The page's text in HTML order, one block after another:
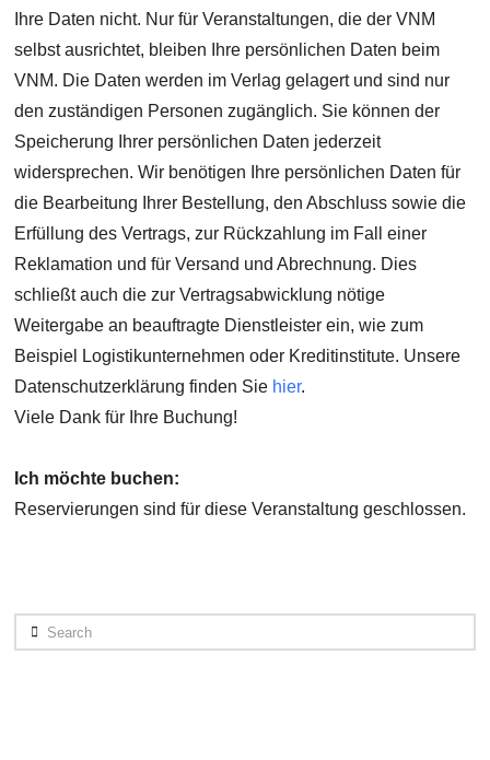
Ihre Daten nicht. Nur für Veranstaltungen, die der VNM
selbst ausrichtet, bleiben Ihre persönlichen Daten beim
VNM. Die Daten werden im Verlag gelagert und sind nur
den zuständigen Personen zugänglich. Sie können der
Speicherung Ihrer persönlichen Daten jederzeit
widersprechen. Wir benötigen Ihre persönlichen Daten für
die Bearbeitung Ihrer Bestellung, den Abschluss sowie die
Erfüllung des Vertrags, zur Rückzahlung im Fall einer
Reklamation und für Versand und Abrechnung. Dies
schließt auch die zur Vertragsabwicklung nötige
Weitergabe an beauftragte Dienstleister ein, wie zum
Beispiel Logistikunternehmen oder Kreditinstitute. Unsere
Datenschutzerklärung finden Sie hier.
Viele Dank für Ihre Buchung!
Ich möchte buchen:
Reservierungen sind für diese Veranstaltung geschlossen.
Search